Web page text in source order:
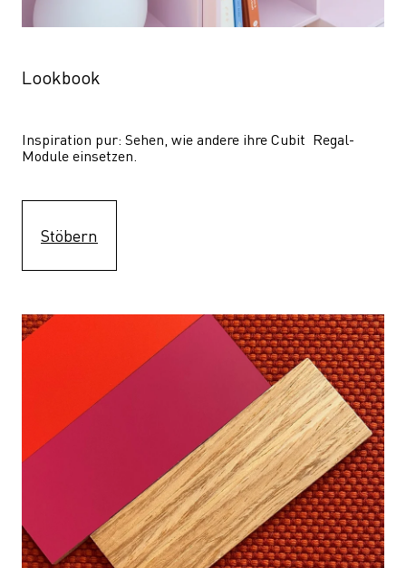
Lookbook
Inspiration pur: Sehen, wie andere ihre Cubit  Regal-
Module einsetzen.
Stöbern